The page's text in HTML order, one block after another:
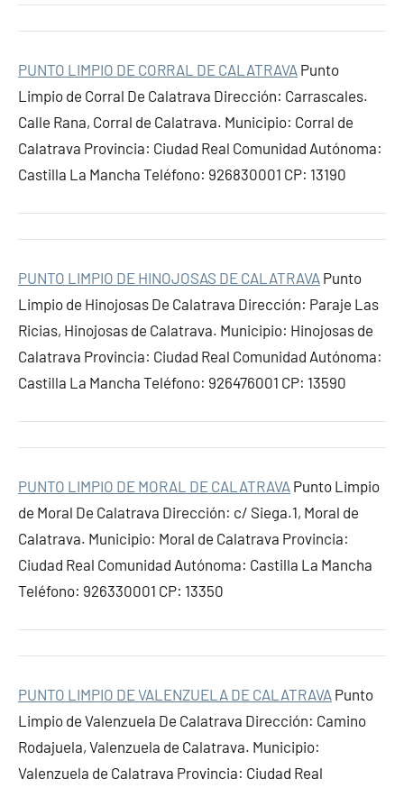
PUNTO LIMPIO DE CORRAL DE CALATRAVA Punto
Limpio de Corral De Calatrava Dirección: Carrascales.
Calle Rana, Corral de Calatrava. Municipio: Corral de
Calatrava Provincia: Ciudad Real Comunidad Autónoma:
Castilla La Mancha Teléfono: 926830001 CP: 13190
PUNTO LIMPIO DE HINOJOSAS DE CALATRAVA Punto
Limpio de Hinojosas De Calatrava Dirección: Paraje Las
Ricias, Hinojosas de Calatrava. Municipio: Hinojosas de
Calatrava Provincia: Ciudad Real Comunidad Autónoma:
Castilla La Mancha Teléfono: 926476001 CP: 13590
PUNTO LIMPIO DE MORAL DE CALATRAVA Punto Limpio
de Moral De Calatrava Dirección: c/ Siega.1, Moral de
Calatrava. Municipio: Moral de Calatrava Provincia:
Ciudad Real Comunidad Autónoma: Castilla La Mancha
Teléfono: 926330001 CP: 13350
PUNTO LIMPIO DE VALENZUELA DE CALATRAVA Punto
Limpio de Valenzuela De Calatrava Dirección: Camino
Rodajuela, Valenzuela de Calatrava. Municipio:
Valenzuela de Calatrava Provincia: Ciudad Real